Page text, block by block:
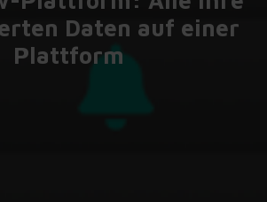
Daten auf einer
Plattform